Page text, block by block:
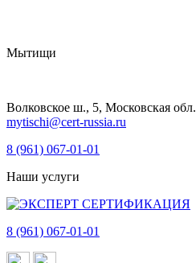
Мытищи
Волковское ш., 5, Московская обл.
mytischi@cert-russia.ru
8 (961) 067-01-01
Наши услуги
8 (961) 067-01-01